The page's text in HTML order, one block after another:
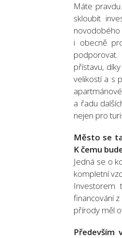
Máte
skloubit
i obecně
přístavu,
velikostí a s
a řadu
nejen pro
Město se
K čemu
Jedná se o
kompletní
Investorem
financování
přírody měl
Především